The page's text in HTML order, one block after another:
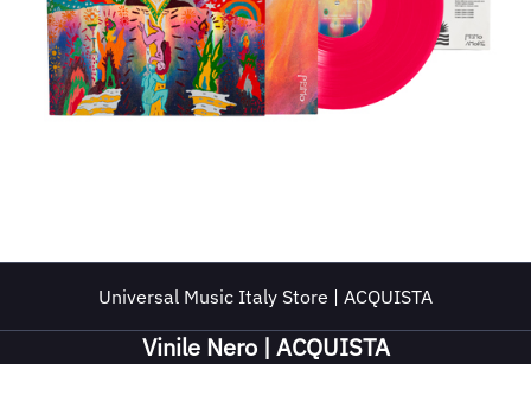
Universal Music Italy Store | ACQUISTA
Vinile Nero | ACQUISTA